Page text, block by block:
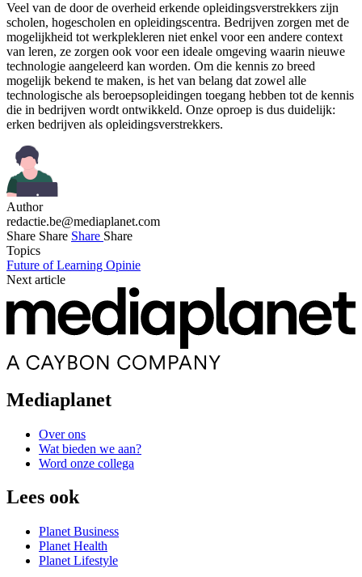
Veel van de door de overheid erkende opleidingsverstrekkers zijn
scholen, hogescholen en opleidingscentra. Bedrijven zorgen met de
mogelijkheid tot werkplekleren niet enkel voor een andere context
van leren, ze zorgen ook voor een ideale omgeving waarin nieuwe
technologie aangeleerd kan worden. Om die kennis zo breed
mogelijk bekend te maken, is het van belang dat zowel alle
technologische als beroepsopleidingen toegang hebben tot de kennis
die in bedrijven wordt ontwikkeld. Onze oproep is dus duidelijk:
erken bedrijven als opleidingsverstrekkers.
Author
redactie.be@mediaplanet.com
Share Share Share Share
Topics
Future of Learning Opinie
Next article
Mediaplanet
Over ons
Wat bieden we aan?
Word onze collega
Lees ook
Planet Business
Planet Health
Planet Lifestyle